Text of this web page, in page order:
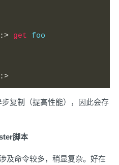
:> get foo
:>
复制（提高性能），因此会存
脚本
及命令较多，稍显复杂。好在